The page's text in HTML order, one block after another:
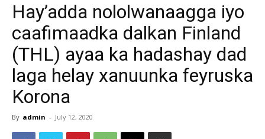
Hay’adda nololwanaagga iyo
caafimaadka dalkan Finland
(THL) ayaa ka hadashay dad
laga helay xanuunka feyruska
Korona
By admin - July 12, 2020